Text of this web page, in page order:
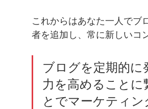
これからはあなた一人でブ
者を追加し、常に新しいコ
ブログを定期的
力を高めることに
とでマーケティン